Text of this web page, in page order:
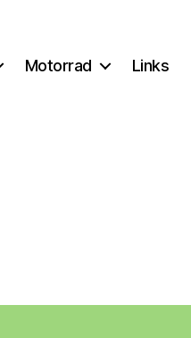
Motorrad Links